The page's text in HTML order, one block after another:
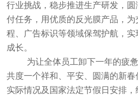
行业挑战，稳步推进生产研发，
付任务，用优质的反光膜产品，
程、广告标识等领域保驾护航，实
成长。
为让全体员工卸下一年的疲惫
共度一个祥和、平安、圆满的新
实际情况及国家法定节假日安排